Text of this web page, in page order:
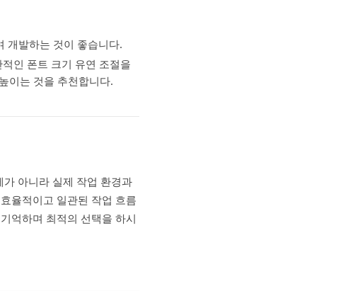
개발하는 것이 좋습니다.
인 폰트 크기 유연 조절을
이는 것을 추천합니다.
아니라 실제 작업 환경과
율적이고 일관된 작업 흐름
억하며 최적의 선택을 하시